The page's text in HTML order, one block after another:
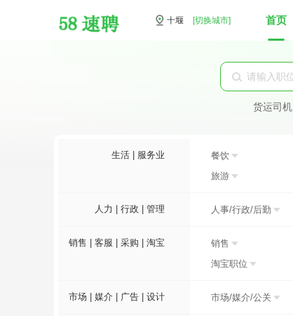
十堰 [切换城市] 首页
货运司机
生活 | 服务业 餐饮
旅游
人力 | 行政 | 管理 人事/行政/后勤
销售 | 客服 | 采购 | 淘宝 销售
淘宝职位
市场 | 媒介 | 广告 | 设计 市场/媒介/公关